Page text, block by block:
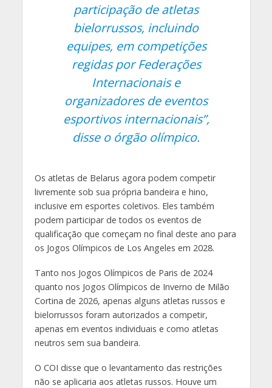
participação de atletas
bielorrussos, incluindo
equipes, em competições
regidas por Federações
Internacionais e
organizadores de eventos
esportivos internacionais”,
disse o órgão olímpico.
Os atletas de Belarus agora podem competir
livremente sob sua própria bandeira e hino,
inclusive em esportes coletivos. Eles também
podem participar de todos os eventos de
qualificação que começam no final deste ano para
os Jogos Olímpicos de Los Angeles em 2028.
Tanto nos Jogos Olímpicos de Paris de 2024
quanto nos Jogos Olímpicos de Inverno de Milão
Cortina de 2026, apenas alguns atletas russos e
bielorrussos foram autorizados a competir,
apenas em eventos individuais e como atletas
neutros sem sua bandeira.
O COI disse que o levantamento das restrições
não se aplicaria aos atletas russos. Houve um